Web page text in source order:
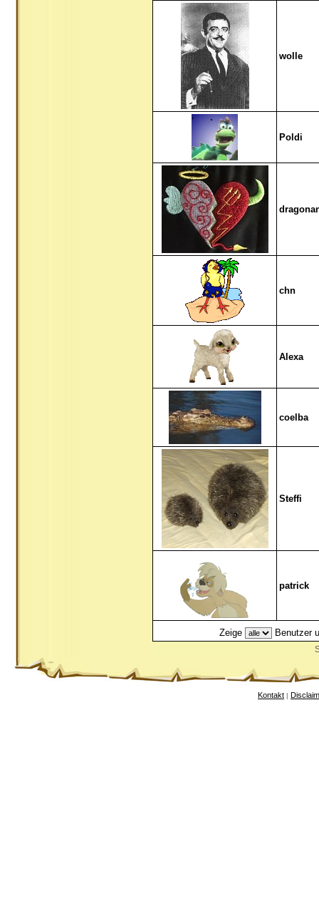
wolle
Poldi
chn
Alexa
coelba
Steffi
patrick
Zeige Benutzer
Kontakt |